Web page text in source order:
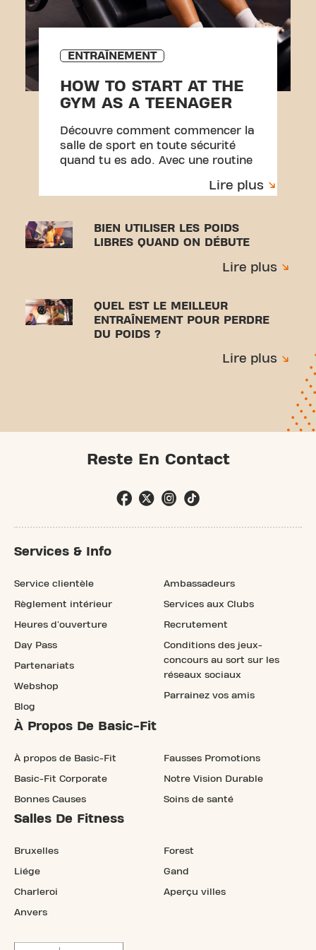
ENTRAÎNEMENT
HOW TO START AT THE
GYM AS A TEENAGER
Découvre comment commencer la
salle de sport en toute sécurité
quand tu es ado. Avec une routine
conseils pratiques pour t'entraîner
blessures.
Lire plus
BIEN UTILISER LES POIDS
LIBRES QUAND ON DÉBUTE
Lire plus
QUEL EST LE MEILLEUR
ENTRAÎNEMENT POUR PERDRE
DU POIDS ?
Lire plus
Reste En Contact
Services & Info
Service clientèle
Règlement intérieur
Heures d'ouverture
Day Pass
Partenariats
Webshop
Blog
Ambassadeurs
Services aux Clubs
Recrutement
Conditions des jeux-
concours au sort sur les
réseaux sociaux
Parrainez vos amis
À Propos De Basic-Fit
À propos de Basic-Fit
Basic-Fit Corporate
Bonnes Causes
Fausses Promotions
Notre Vision Durable
Soins de santé
Salles De Fitness
Bruxelles
Liége
Charleroi
Anvers
Forest
Gand
Aperçu villes